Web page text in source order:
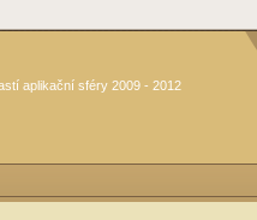
aplikační sféry 2009 - 2012